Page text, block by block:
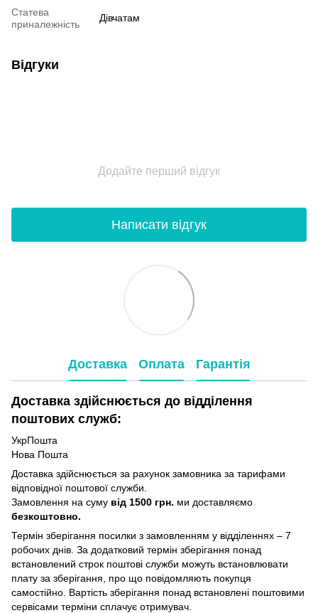
Статева
приналежність
Дівчатам
Відгуки
Додайте перший відгук
Написати відгук
Доставка Оплата Гарантія
Доставка здійснюється до відділення
поштових служб:
УкрПошта
Нова Пошта
Доставка здійснюється за рахунок замовника за тарифами
відповідної поштової служби.
Замовлення на суму від 1500 грн. ми доставляємо
безкоштовно.
Термін зберігання посилки з замовленням у відділеннях – 7
робочих днів. За додатковий термін зберігання понад
встановлений строк поштові служби можуть встановлювати
плату за зберігання, про що повідомляють покупця
самостійно. Вартість зберігання понад вcтановлені поштовими
сервісами терміни сплачує отримувач.